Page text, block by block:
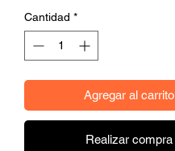
Cantidad *
Agregar al carrito
Realizar compra